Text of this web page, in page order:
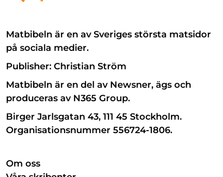
Matbibeln är en av Sveriges största matsidor
på sociala medier.
Publisher: Christian Ström
Matbibeln är en del av Newsner, ägs och
produceras av N365 Group.
Birger Jarlsgatan 43, 111 45 Stockholm.
Organisationsnummer 556724-1806.
Om oss